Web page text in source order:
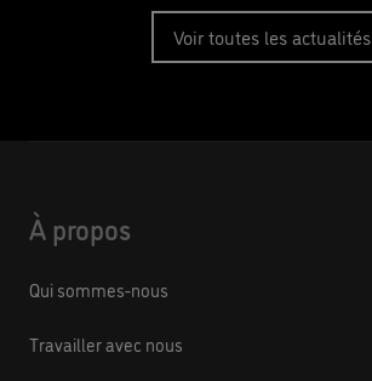
Voir toutes les actualités
À propos
Qui sommes-nous
Travailler avec nous